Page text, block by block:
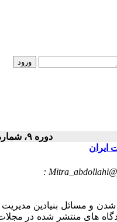
دوره ۹، شماره ۳ - ( ۱۳۹۶ )
ایران
:
و مسائل بنیادین